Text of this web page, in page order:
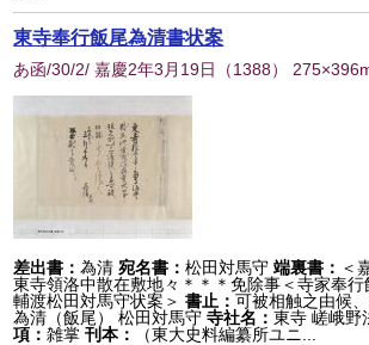
東寺奉行飯尾為清書状案
あ函/30/2/ 嘉慶2年3月19日 （1388）
差出書：為清 宛名書：松田対馬守 端裏書： ＜
東寺領洛中散在敷地々＊＊＊免除事＜寺家奉
輔渡松田対馬守状案＞ 書止：可被相触之由候
為清（飯尾） 松田対馬守 寺社名：東寺 嵯峨野
項：雑掌 刊本： （東大史料編纂所ユニ...